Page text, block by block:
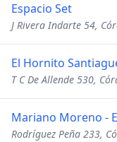
Espacio Set
J Rivera Indarte 54,
El Hornito
T C De Allende 530,
Mariano Moreno -
Rodríguez Peña 233,